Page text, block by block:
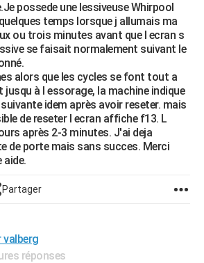
possede une lessiveuse Whirpool
temps lorsque j allumais ma
ou trois minutes avant que l ecran s
se faisait normalement suivant le
alors que les cycles se font tout a
à l essorage, la machine indique
idem après avoir reseter. mais
de reseter l ecran affiche f13. L
après 2-3 minutes. J'ai deja
de porte mais sans succes. Merci
aide.
Partager
valberg
réponses